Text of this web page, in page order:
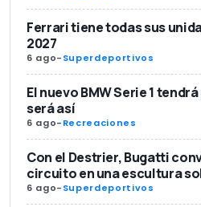
Ferrari tiene todas sus
2027
6 ago-Superdeportivos
El nuevo BMW Serie 1
será así
6 ago-Recreaciones
Con el Destrier, Bugatti
circuito en una escultura
6 ago-Superdeportivos